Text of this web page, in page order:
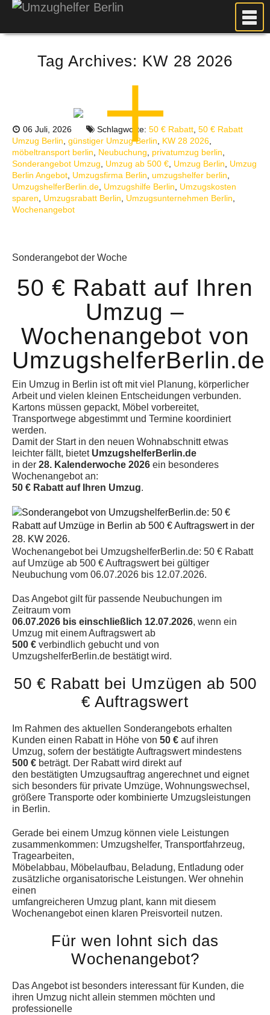
PREISE
WEITERE DIENSTLEISTUNGEN
AKTUELLES
BLOG
UMZUGSKOSTEN RECHNER
Tag Archives: KW 28 2026
06 Juli, 2026 Schlagworte: 50 € Rabatt 50 € Rabatt
Umzug Berlin günstiger Umzug Berlin KW 28 2026
möbeltransport berlin
Neubuchung privatumzug berlin
Sonderangebot Umzug
Umzug ab 500 € Umzug Berlin
Umzug
Berlin Angebot Umzugsfirma Berlin umzugshelfer berlin
UmzugshelferBerlin.de Umzugshilfe Berlin
Umzugskosten
sparen
Umzugsrabatt Berlin Umzugsunternehmen Berlin
Wochenangebot
Sonderangebot der Woche
50 € Rabatt auf Ihren
Umzug –
Wochenangebot von
UmzugshelferBerlin.de
Ein Umzug in Berlin ist oft mit viel Planung, körperlicher
Arbeit und vielen kleinen Entscheidungen verbunden.
Kartons müssen gepackt, Möbel vorbereitet,
Transportwege abgestimmt und Termine koordiniert
werden.
Damit der Start in den neuen Wohnabschnitt etwas
leichter fällt, bietet UmzugshelferBerlin.de
in der 28. Kalenderwoche 2026 ein besonderes
Wochenangebot an:
50 € Rabatt auf Ihren Umzug.
Wochenangebot bei UmzugshelferBerlin.de: 50 € Rabatt
auf Umzüge ab 500 € Auftragswert bei gültiger
Neubuchung vom 06.07.2026 bis 12.07.2026.
Das Angebot gilt für passende Neubuchungen im
Zeitraum vom
06.07.2026 bis einschließlich 12.07.2026, wenn ein
Umzug mit einem Auftragswert ab
500 € verbindlich gebucht und von
UmzugshelferBerlin.de bestätigt wird.
50 € Rabatt bei Umzügen ab 500
€ Auftragswert
Im Rahmen des aktuellen Sonderangebots erhalten
Kunden einen Rabatt in Höhe von 50 € auf ihren
Umzug, sofern der bestätigte Auftragswert mindestens
500 € beträgt. Der Rabatt wird direkt auf
den bestätigten Umzugsauftrag angerechnet und eignet
sich besonders für private Umzüge, Wohnungswechsel,
größere Transporte oder kombinierte Umzugsleistungen
in Berlin.
Gerade bei einem Umzug können viele Leistungen
zusammenkommen: Umzugshelfer, Transportfahrzeug,
Tragearbeiten,
Möbelabbau, Möbelaufbau, Beladung, Entladung oder
zusätzliche organisatorische Leistungen. Wer ohnehin
einen
umfangreicheren Umzug plant, kann mit diesem
Wochenangebot einen klaren Preisvorteil nutzen.
Für wen lohnt sich das
Wochenangebot?
Das Angebot ist besonders interessant für Kunden, die
ihren Umzug nicht allein stemmen möchten und
professionelle